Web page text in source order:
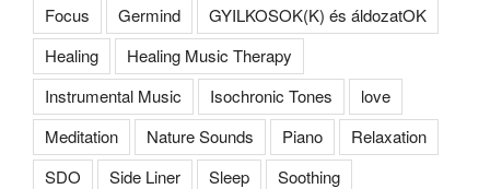
Focus
Germind
GYILKOSOK(K) és áldozatOK
Healing
Healing Music Therapy
Instrumental Music
Isochronic Tones
love
Meditation
Nature Sounds Piano
Relaxation
SDO
Side Liner Sleep
Soothing